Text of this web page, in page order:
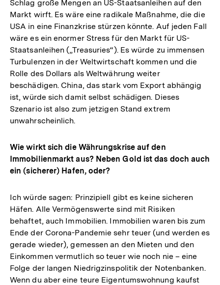
Schlag große Mengen an US-Staatsanleihen auf den
Markt wirft. Es wäre eine radikale Maßnahme, die die
USA in eine Finanzkrise stürzen könnte. Auf jeden Fall
wäre es ein enormer Stress für den Markt für US-
Staatsanleihen („Treasuries“). Es würde zu immensen
Turbulenzen in der Weltwirtschaft kommen und die
Rolle des Dollars als Weltwährung weiter
beschädigen. China, das stark vom Export abhängig
ist, würde sich damit selbst schädigen. Dieses
Szenario ist also zum jetzigen Stand extrem
unwahrscheinlich.
Wie wirkt sich die Währungskrise auf den
Immobilienmarkt aus? Neben Gold ist das doch auch
ein (sicherer) Hafen, oder?
Ich würde sagen: Prinzipiell gibt es keine sicheren
Häfen. Alle Vermögenswerte sind mit Risiken
behaftet, auch Immobilien. Immobilien waren bis zum
Ende der Corona-Pandemie sehr teuer (und werden es
gerade wieder), gemessen an den Mieten und den
Einkommen vermutlich so teuer wie noch nie – eine
Folge der langen Niedrigzinspolitik der Notenbanken.
Wenn du aber eine teure Eigentumswohnung kaufst